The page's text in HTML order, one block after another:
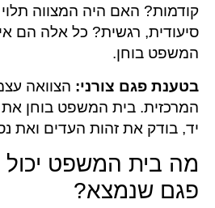
קודמות? האם היה המצווה
סיעודית, רגשית? כל אלה הם
המשפט בוחן.
בטענת פגם צורני: הצוואה
המרכזית. בית המשפט בוחן
יד, בודק את זהות העדים ואת
מה בית המשפט
פגם שנמצא?